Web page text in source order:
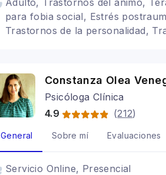
Adulto, Trastornos del ánimo,
para fobia social, Estrés
Trastornos de la personalidad,
Personal, Duelo,
Constanza Olea
Psicóloga Clínica
4.9
(212)
General Sobre mí Evaluaciones
Servicio Online, Presencial